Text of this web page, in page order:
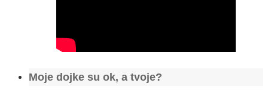
Moje dojke su ok, a tvoje?